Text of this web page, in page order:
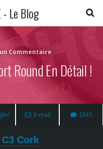
- Le Blog
Commentaire
Round En Détail !
E-mail SMS
Cork